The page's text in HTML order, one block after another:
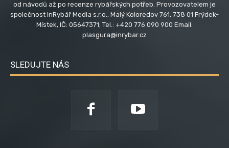
od návodů až po recenze rybářských potřeb. Provozovatelem je
společnost InRybář Media s.r.o., Malý Koloredov 761, 738 01 Frýdek-
Místek, IČ: 05647371; Tel.: +420 776 090 900 Email:
plasgura@inrybar.cz
SLEDUJTE NÁS